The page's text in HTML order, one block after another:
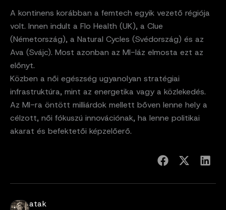
A kontinens korábban a femtech egyik vezető régiója
volt. Innen indult a Flo Health (UK), a Clue
(Németország), a Natural Cycles (Svédország) és az
Ava (Svájc). Most azonban az MI-láz elmosta ezt az
előnyt.
Közben a női egészség ugyanolyan stratégiai
infrastruktúra, mint az energetika vagy a közlekedés.
Az MI-ra öntött milliárdok mellett bőven lenne hely a
célzott, női fókuszú innovációnak, ha lenne politikai
akarat és befektetői képzelőerő.
atak